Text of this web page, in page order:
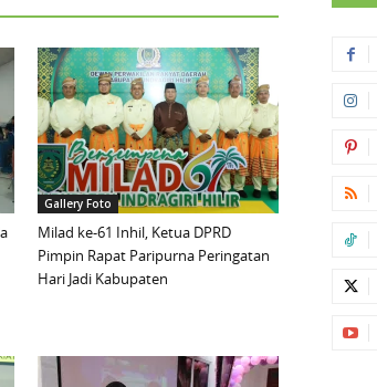
Gallery Foto
Milad ke-61 Inhil, Ketua DPRD
Pimpin Rapat Paripurna Peringatan
Hari Jadi Kabupaten